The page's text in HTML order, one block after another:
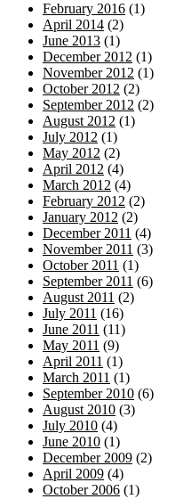
February 2016 (1)
April 2014 (2)
June 2013 (1)
December 2012 (1)
November 2012 (1)
October 2012 (2)
September 2012 (2)
August 2012 (1)
July 2012 (1)
May 2012 (2)
April 2012 (4)
March 2012 (4)
February 2012 (2)
January 2012 (2)
December 2011 (4)
November 2011 (3)
October 2011 (1)
September 2011 (6)
August 2011 (2)
July 2011 (16)
June 2011 (11)
May 2011 (9)
April 2011 (1)
March 2011 (1)
September 2010 (6)
August 2010 (3)
July 2010 (4)
June 2010 (1)
December 2009 (2)
April 2009 (4)
October 2006 (1)